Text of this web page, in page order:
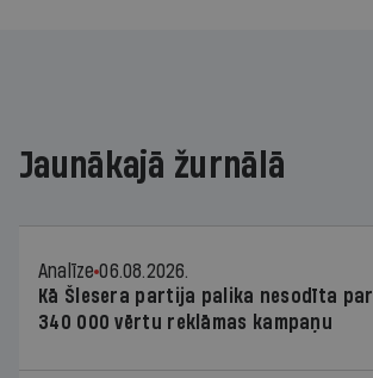
Jaunākajā žurnālā
Analīze 06.08.2026.
Kā Šlesera partija palika nesodīta par
340 000 vērtu reklāmas kampaņu